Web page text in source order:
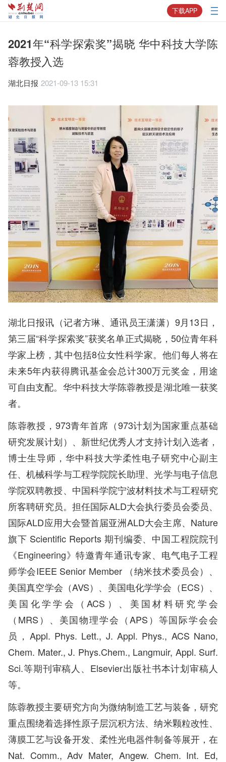
下载APP
2021年“科学探索奖”揭晓 华中科技大学陈
蓉教授入选
湖北日报 2021-09-13 15:31
湖北日报讯（记者方琳、通讯员王潇潇）9月13日，
第三届“科学探索奖”获奖名单正式揭晓，50位青年科
学家上榜，其中包括8位女性科学家。他们每人将在
未来5年内获得腾讯基金会总计300万元奖金，用途
可自由支配。华中科技大学陈蓉教授是湖北唯一获奖
者。
陈蓉教授，973青年首席（973计划为国家重点基础
研究发展计划）、新世纪优秀人才支持计划入选者，
博士生导师，华中科技大学柔性电子研究中心副主
任、机械科学与工程学院院长助理、光学与电子信息
学院双聘教授、中国科学院宁波材料技术与工程研究
所客聘研究员。担任国际ALD大会执行委员会委员、
国际ALD应用大会暨首届亚洲ALD大会主席、Nature
旗下 Scientific Reports 期刊编委、中国工程院院刊
《Engineering》特邀青年通讯专家、电气电子工程
师学会IEEE Senior Member （纳米技术委员会）、
美国真空学会（AVS）、美国电化学学会（ECS）、
美国化学学会（ACS）、美国材料研究学会
（MRS）、美国物理学会（APS）等国际学会会
员，Appl. Phys. Lett., J. Appl. Phys., ACS Nano,
Chem. Mater., J. Phys.Chem., Langmuir, Appl. Surf.
Sci.等期刊审稿人、Elsevier出版社书本计划审稿人
等。
陈蓉教授主要研究方向为微纳制造工艺与装备，研究
重点围绕着选择性原子层沉积方法、纳米颗粒改性、
薄膜工艺与设备开发、柔性光电器件制备等展开，在
Nat. Comm., Adv Mater, Angew. Chem. Int. Ed,